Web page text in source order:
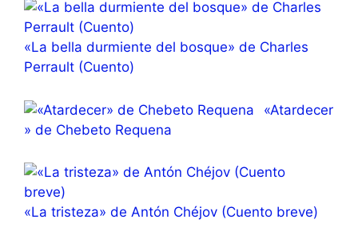
«La bella durmiente del bosque» de Charles
Perrault (Cuento)
«Atardecer
» de Chebeto Requena
«La tristeza» de Antón Chéjov (Cuento breve)